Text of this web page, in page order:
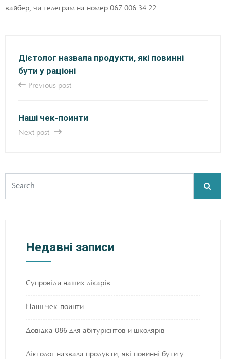
вайбер, чи телеграм на номер 067 006 34 22
Дієтолог назвала продукти, які повинні
бути у раціоні
Previous post
Наші чек-поинти
Next post
Недавні записи
Супровіди наших лікарів
Наші чек-поинти
Довідка 086 для абітурієнтов и школярів
Дієтолог назвала продукти, які повинні бути у